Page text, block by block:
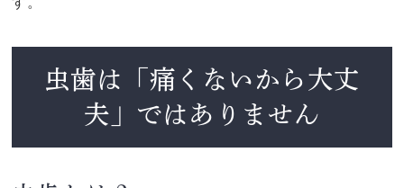
虫歯は「痛くないから大丈
夫」ではありません